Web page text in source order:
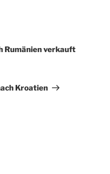
Rumänien verkauft
Kroatien